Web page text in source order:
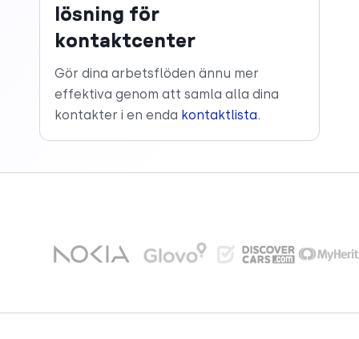
lösning för
kontaktcenter
Gör dina arbetsflöden ännu mer
effektiva genom att samla alla dina
kontakter i en enda kontaktlista.